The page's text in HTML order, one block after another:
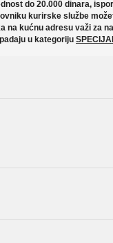
do 20.000 dinara,
kurirske službe
na kućnu adresu važi za
u kategoriju